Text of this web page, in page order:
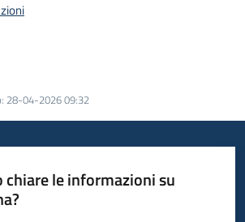
: 28-04-2026 09:32
chiare le informazioni su